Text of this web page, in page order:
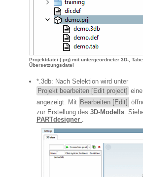
Projektdatei (.prj) mit untergeordneter 3D-,
Übersetzungsdatei
*.3db: Nach Selektion wird unter
Projekt bearbeiten [Edit project]
angezeigt. Mit Bearbeiten [Edit]
zur Erstellung des 3D-Modells.
PARTdesigner .